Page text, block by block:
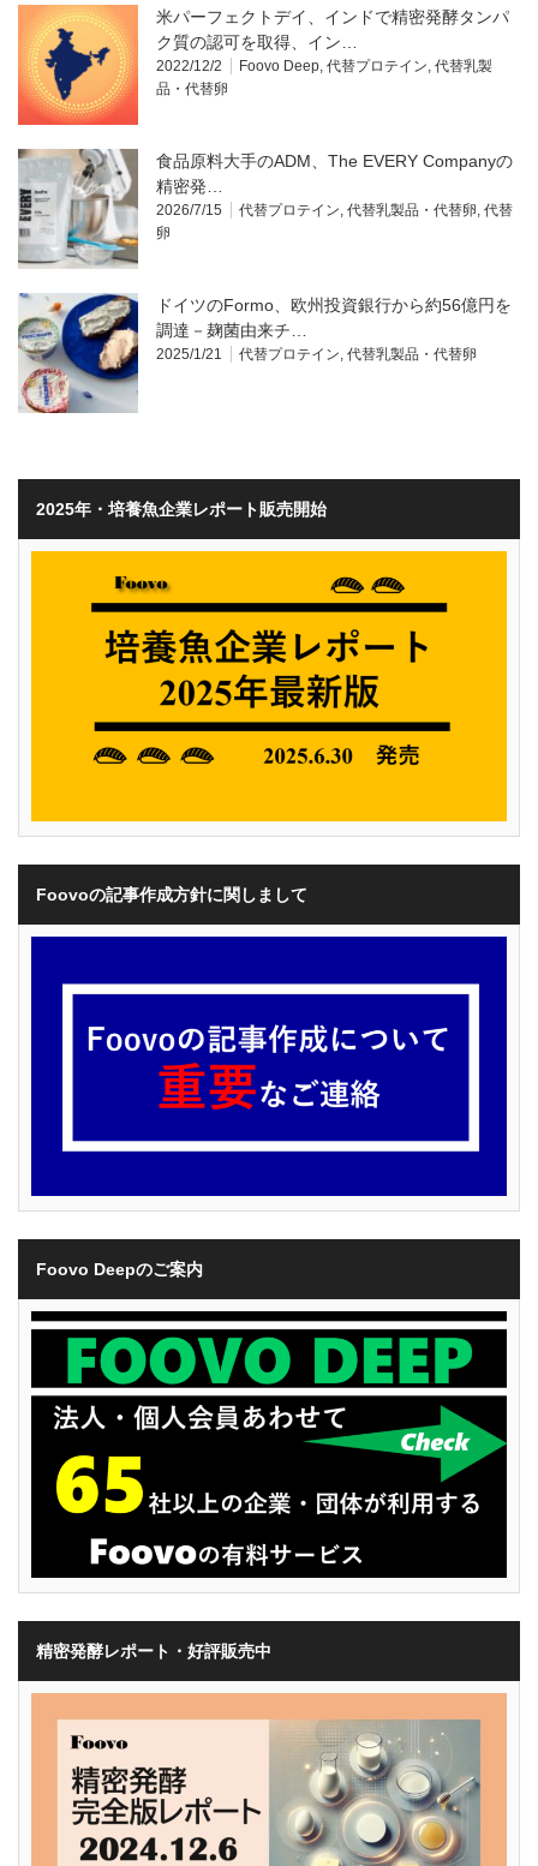
米パーフェクトデイ、インドで精密発酵タンパ
ク質の認可を取得、イン…
2022/12/2 Foovo Deep 代替プロテイン 代替乳製
品・代替卵
食品原料大手のADM、The EVERY Companyの
精密発…
2026/7/15 代替プロテイン 代替乳製品・代替卵 代替
卵
ドイツのFormo、欧州投資銀行から約56億円を
調達－麹菌由来チ…
2025/1/21 代替プロテイン 代替乳製品・代替卵
2025年・培養魚企業レポート販売開始
Foovoの記事作成方針に関しまして
Foovo Deepのご案内
精密発酵レポート・好評販売中